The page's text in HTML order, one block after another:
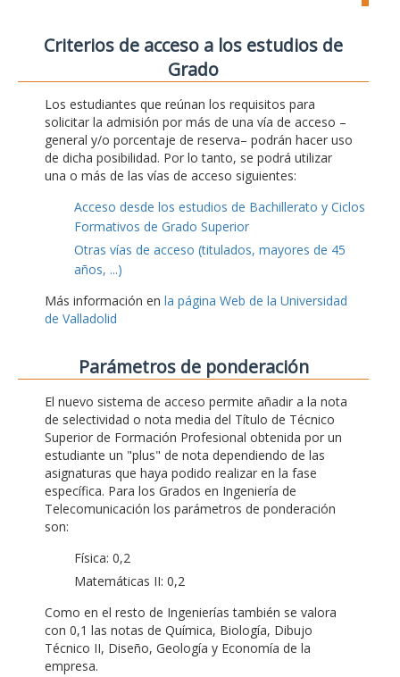
Criterios de acceso a los estudios de
Grado
Los estudiantes que reúnan los requisitos para
solicitar la admisión por más de una vía de acceso –
general y/o porcentaje de reserva– podrán hacer uso
de dicha posibilidad. Por lo tanto, se podrá utilizar
una o más de las vías de acceso siguientes:
Acceso desde los estudios de Bachillerato y Ciclos
Formativos de Grado Superior
Otras vías de acceso (titulados, mayores de 45
años, ...)
Más información en la página Web de la Universidad
de Valladolid
Parámetros de ponderación
El nuevo sistema de acceso permite añadir a la nota
de selectividad o nota media del Título de Técnico
Superior de Formación Profesional obtenida por un
estudiante un "plus" de nota dependiendo de las
asignaturas que haya podido realizar en la fase
específica. Para los Grados en Ingeniería de
Telecomunicación los parámetros de ponderación
son:
Física: 0,2
Matemáticas II: 0,2
Como en el resto de Ingenierías también se valora
con 0,1 las notas de Química, Biología, Dibujo
Técnico II, Diseño, Geología y Economía de la
empresa.